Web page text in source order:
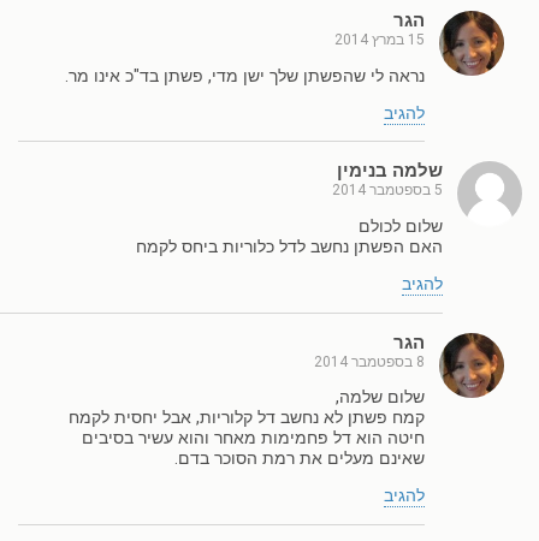
הגר
15 במרץ 2014
נראה לי שהפשתן שלך ישן מדי, פשתן בד"כ אינו מר.
להגיב
שלמה בנימין
5 בספטמבר 2014
שלום לכולם
האם הפשתן נחשב לדל כלוריות ביחס לקמח
להגיב
הגר
8 בספטמבר 2014
שלום שלמה,
קמח פשתן לא נחשב דל קלוריות, אבל יחסית לקמח
חיטה הוא דל פחמימות מאחר והוא עשיר בסיבים
שאינם מעלים את רמת הסוכר בדם.
להגיב